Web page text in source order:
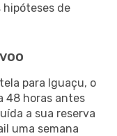
hipóteses de
para Iguaçu, o
48 horas antes
a sua reserva
uma semana